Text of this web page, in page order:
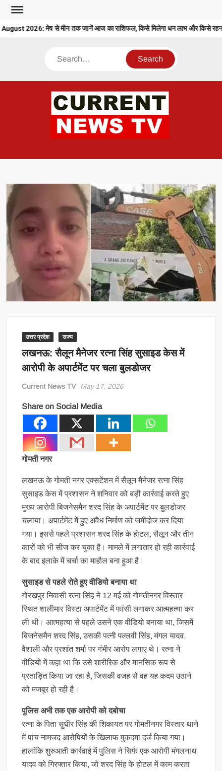
Skip
content2026: मेष से मीन तक जानें आज का राशिफल, किसे मिलेगा धन लाभ और किसे रहना
Search
उत्तर प्रदेश राज्य
लखनऊ: सैलून मैनेजर रत्ना सिंह सुसाइड केस में
आरोपी के अपार्टमेंट पर चला बुलडोजर
Current News TV May 17, 2026
Share on Social Media
गोमती नगर
लखनऊ के गोमती नगर एक्सटेंशन में सैलून मैनेजर रत्ना सिंह
सुसाइड केस में प्रशासन ने शनिवार को बड़ी कार्रवाई करते हुए
मुख्य आरोपी बिजनेसमैन शरद सिंह के अपार्टमेंट पर बुलडोजर
चलाया। अपार्टमेंट में हुए अवैध निर्माण को जमींदोज कर दिया
गया। इससे पहले प्रशासन शरद सिंह के होटल, सैलून और तीन
कारों को भी सीज कर चुका है। मामले में लगातार हो रही कार्रवाई
के बाद इलाके में चर्चा का माहौल बना हुआ है।
सुसाइड से पहले रोते हुए वीडियो बनाया था
गोरखपुर निवासी रत्ना सिंह ने 12 मई को गोमतीनगर विस्तार
स्थित शालीमार विस्टा अपार्टमेंट में फांसी लगाकर आत्महत्या कर
ली थी। आत्महत्या से पहले उसने एक वीडियो बनाया था, जिसमें
बिजनेसमैन शरद सिंह, उसकी पत्नी पल्लवी सिंह, मंगल यादव,
वैशाली और प्रशांत शर्मा पर गंभीर आरोप लगाए थे। रत्ना ने
वीडियो में कहा था कि उसे शारीरिक और मानसिक रूप से
प्रताड़ित किया जा रहा है, जिसकी वजह से वह यह कदम उठाने
को मजबूर हो रही है।
पुलिस अभी तक एक आरोपी को दबोचा
रत्ना के पिता सुधीर सिंह की शिकायत पर गोमतीनगर विस्तार थाने
में पांच नामजद आरोपियों के खिलाफ मुकदमा दर्ज किया गया।
हालांकि शुरुआती कार्रवाई में पुलिस ने सिर्फ एक आरोपी मंगलनाथ
यादव को गिरफ्तार किया, जो शरद सिंह के होटल में काम करता